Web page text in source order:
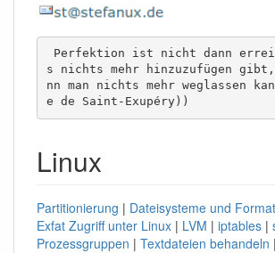
s nichts mehr hinzuzufügen gibt,
nn man nichts mehr weglassen
e de Saint-Exupéry))
Linux
Partitionierung | Dateisysteme und
Exfat Zugriff unter Linux | LVM | iptables |
Prozessgruppen | Textdateien behandeln |